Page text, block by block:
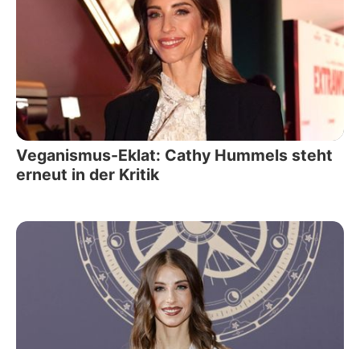
Veganismus-Eklat: Cathy Hummels steht
erneut in der Kritik